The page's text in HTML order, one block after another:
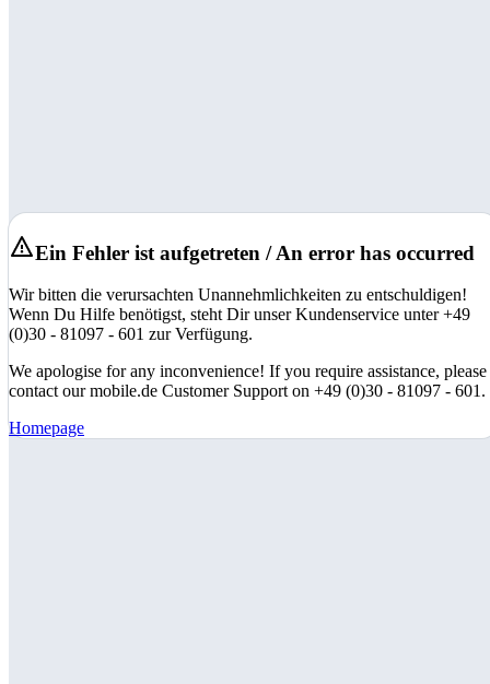
Ein Fehler ist aufgetreten / An error has occurred
Wir bitten die verursachten Unannehmlichkeiten zu entschuldigen!
Wenn Du Hilfe benötigst, steht Dir unser Kundenservice unter +49
(0)30 - 81097 - 601 zur Verfügung.
We apologise for any inconvenience! If you require assistance, please
contact our mobile.de Customer Support on +49 (0)30 - 81097 - 601.
Homepage